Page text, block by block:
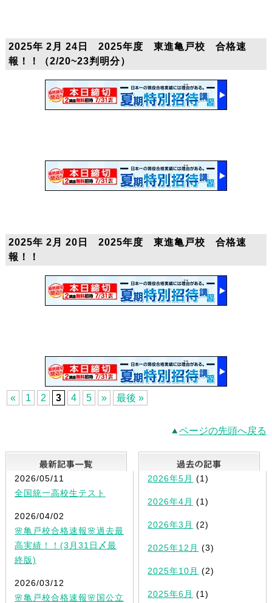
2025年 2月 24日 2025年度 東進亀戸校 合格速
報！！（2/20~23判明分）
2025年 2月 20日 2025年度 東進亀戸校 合格速
報！！
« 1 2 3 4 5 » 最後 »
ページの先頭へ戻る
最新記事一覧
2026/05/11
全国統一高校生テスト
2026/04/02
🌸亀戸校合格速報🌸過去最
高実績！！(3月31日〆最
終版)
2026/03/12
🌸亀戸校合格速報🌸国公立
2026年5月 (1)
2026年4月 (1)
2026年3月 (2)
2025年12月 (3)
2025年10月 (2)
2025年6月 (1)